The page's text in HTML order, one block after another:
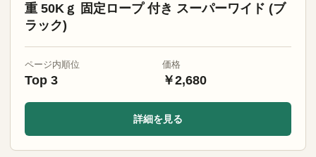
重 50Kｇ 固定ロープ 付き スーパーワイド (ブ
ラック)
ページ内順位
Top 3
価格
￥2,680
詳細を見る